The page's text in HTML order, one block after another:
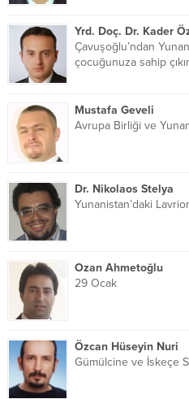
Yrd. Doç. Dr. Kader
Çavuşoğlu’ndan
çocuğunuza sahip
Mustafa Geveli
Avrupa Birliği ve
Dr. Nikolaos Stelya
Yunanistan’daki
Ozan Ahmetoğlu
29 Ocak
Özcan Hüseyin Nuri
Gümülcine ve İskeçe